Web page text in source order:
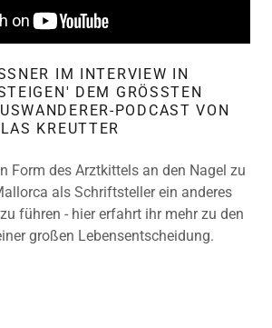
IM INTERVIEW IN
DEM GRÖSSTEN
PODCAST VON
KREUTTER
Form des Arztkittels an den Nagel zu
als Schriftsteller ein anderes
führen - hier erfahrt ihr mehr zu den
großen Lebensentscheidung.